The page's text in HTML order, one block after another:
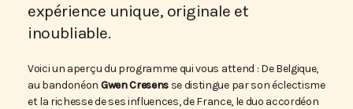
expérience unique, originale et
inoubliable.
Voici un aperçu du programme qui vous attend : De Belgique,
au bandonéon Gwen Cresens se distingue par son éclectisme
et la richesse de ses influences, de France, le duo accordéon